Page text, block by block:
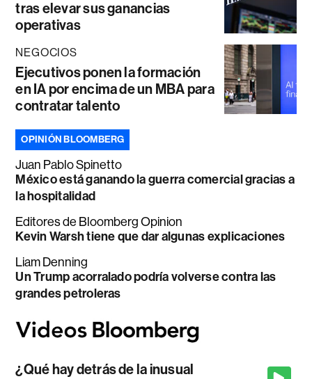
tras elevar sus ganancias
operativas
NEGOCIOS
Ejecutivos ponen la formación
en IA por encima de un MBA para
contratar talento
OPINIÓN BLOOMBERG
Juan Pablo Spinetto
México está ganando la guerra comercial gracias a
la hospitalidad
Editores de Bloomberg Opinion
Kevin Warsh tiene que dar algunas explicaciones
Liam Denning
Un Trump acorralado podría volverse contra las
grandes petroleras
¿Qué hay detrás de la inusual